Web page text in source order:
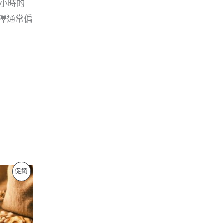
時的
通常偏
促銷